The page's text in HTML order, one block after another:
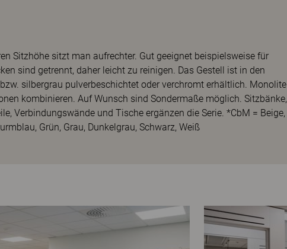
Sitzhöhe sitzt man aufrechter. Gut geeignet beispielsweise für
sind getrennt, daher leicht zu reinigen. Das Gestell ist in den
silbergrau pulverbeschichtet oder verchromt erhältlich. Monolite
kombinieren. Auf Wunsch sind Sondermaße möglich. Sitzbänke,
Verbindungswände und Tische ergänzen die Serie. *CbM = Beige,
Grün, Grau, Dunkelgrau, Schwarz, Weiß